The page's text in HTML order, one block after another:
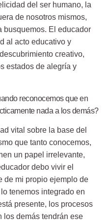
del ser humano, la
de nosotros mismos,
busquemos. El educador
al acto educativo y
creativo,
estados de alegría y
reconocemos que en
nada a los demás?
vital sobre la base del
que tanto conocemos,
un papel irrelevante,
debo vivir el
de mi propio ejemplo de
tenemos integrado en
presente, los procesos
los demás tendrán ese